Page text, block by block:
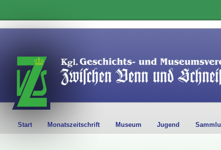
Start Monatszeitschrift Museum Jugend